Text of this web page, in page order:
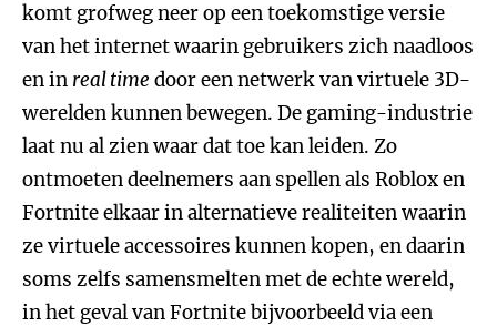
komt grofweg neer op een toekomstige versie
van het internet waarin gebruikers zich naadloos
en in real time door een netwerk van virtuele 3D-
werelden kunnen bewegen. De gaming-industrie
laat nu al zien waar dat toe kan leiden. Zo
ontmoeten deelnemers aan spellen als Roblox en
Fortnite elkaar in alternatieve realiteiten waarin
ze virtuele accessoires kunnen kopen, en daarin
soms zelfs samensmelten met de echte wereld,
in het geval van Fortnite bijvoorbeeld via een